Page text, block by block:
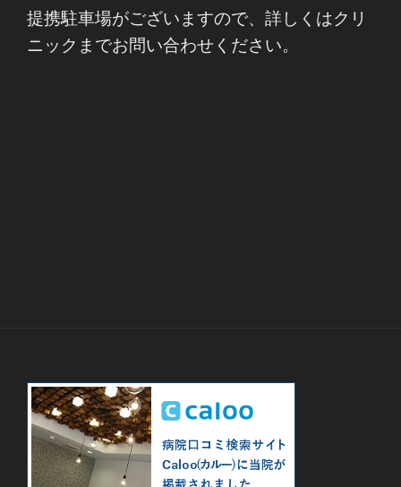
提携駐車場がございますので、詳しくはクリ
ニックまでお問い合わせください。